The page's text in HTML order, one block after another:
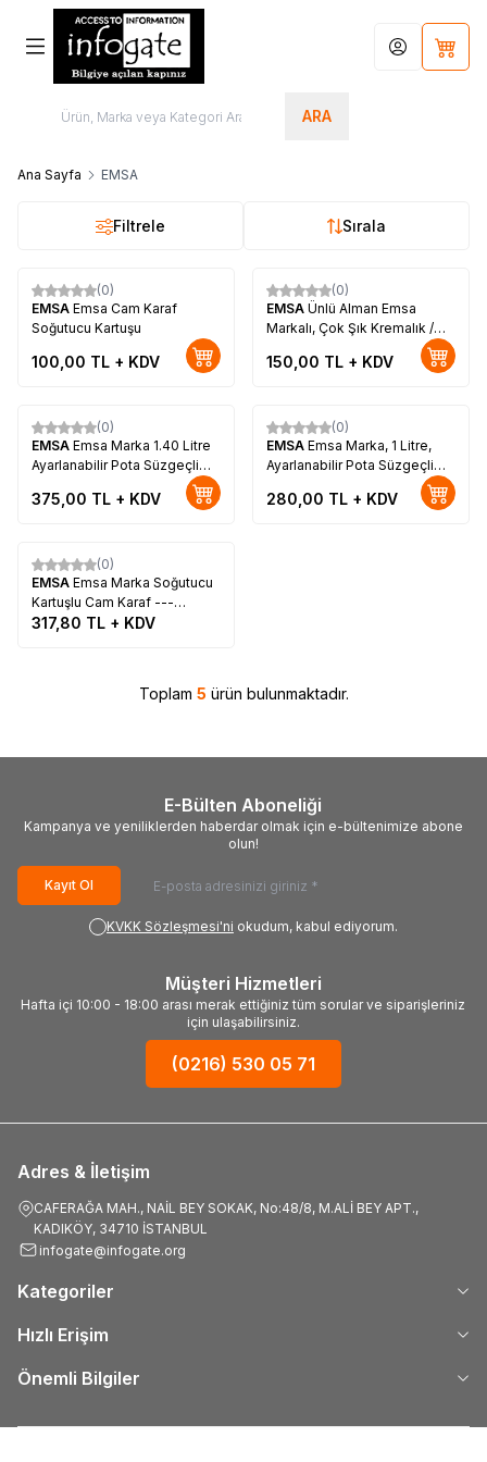
ARA
Hesabım
Ana Sayfa EMSA
Filtrele Sırala
Yeni
(0)
EMSA Emsa Cam Karaf
Soğutucu Kartuşu
100,00 TL + KDV
Yeni
(0)
EMSA Ünlü Alman Emsa
Markalı, Çok Şık Kremalık /
150,00 TL + KDV
Yeni
(0)
EMSA Emsa Marka 1.40 Litre
Ayarlanabilir Pota Süzgeçli
375,00 TL + KDV
Yeni
(0)
EMSA Emsa Marka, 1 Litre,
Ayarlanabilir Pota Süzgeçli
280,00 TL + KDV
Yeni
(0)
EMSA Emsa Marka Soğutucu
Kartuşlu Cam Karaf ---
Açıklamayı Okuyunuz ---
317,80 TL + KDV
Toplam 5 ürün bulunmaktadır.
E-Bülten Aboneliği
Kampanya ve yeniliklerden haberdar olmak için e-bültenimize abone
olun!
Kayıt Ol
KVKK Sözleşmesi'ni okudum, kabul ediyorum.
Müşteri Hizmetleri
Hafta içi 10:00 - 18:00 arası merak ettiğiniz tüm sorular ve siparişleriniz
için ulaşabilirsiniz.
(0216) 530 05 71
Adres & İletişim
CAFERAĞA MAH., NAİL BEY SOKAK, No:48/8, M.ALİ BEY APT.,
KADIKÖY, 34710 İSTANBUL
infogate@infogate.org
Kategoriler
Hızlı Erişim
Önemli Bilgiler